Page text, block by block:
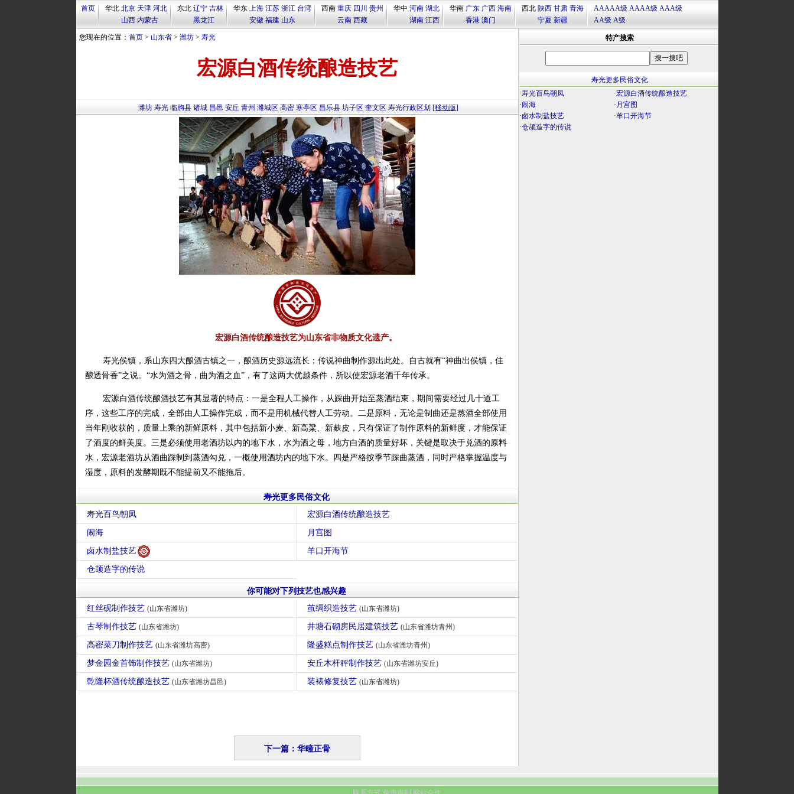
首页 华北 北京 天津 河北
山西 内蒙古
东北 辽宁 吉林
黑龙江
华东 上海 江苏 浙江 台湾
安徽 福建 山东
西南 重庆 四川 贵州
云南 西藏
华中 河南 湖北
湖南 江西
华南 广东 广西 海南
香港 澳门
西北 陕西 甘肃 青海
宁夏 新疆
AAAAA级 AAAA级 AAA级
AA级 A级
您现在的位置： 首页> 山东省> 潍坊> 寿光
宏源白酒传统酿造技艺
潍坊 寿光 临朐县 诸城 昌邑 安丘 青州 潍城区 高密 寒亭区 昌乐县 坊子区 奎文区 寿光行政区划 [移动版]
宏源白酒传统酿造技艺为山东省非物质文化遗产。
寿光侯镇，系山东四大酿酒古镇之一，酿酒历史源远流长；传说神曲制作源出此处。自古就有“神曲出侯镇，佳
酿透骨香”之说。“水为酒之骨，曲为酒之血”，有了这两大优越条件，所以使宏源老酒千年传承。
宏源白酒传统酿酒技艺有其显著的特点：一是全程人工操作，从踩曲开始至蒸酒结束，期间需要经过几十道工
序，这些工序的完成，全部由人工操作完成，而不是用机械代替人工劳动。二是原料，无论是制曲还是蒸酒全部使用
当年刚收获的，质量上乘的新鲜原料，其中包括新小麦、新高粱、新麸皮，只有保证了制作原料的新鲜度，才能保证
了酒度的鲜美度。三是必须使用老酒坊以内的地下水，水为酒之母，地方白酒的质量好坏，关键是取决于兑酒的原料
水，宏源老酒坊从酒曲踩制到蒸酒勾兑，一概使用酒坊内的地下水。四是严格按季节踩曲蒸酒，同时严格掌握温度与
湿度，原料的发酵期既不能提前又不能拖后。
寿光更多民俗文化
寿光百鸟朝凤
宏源白酒传统酿造技艺
闹海 月宫图
卤水制盐技艺 羊口开海节
仓颉造字的传说
你可能对下列技艺也感兴趣
红丝砚制作技艺 (山东省潍坊) 茧绸织造技艺 (山东省潍坊)
古琴制作技艺 (山东省潍坊) 井塘石砌房民居建筑技艺 (山东省潍坊青州)
高密菜刀制作技艺 (山东省潍坊高密) 隆盛糕点制作技艺 (山东省潍坊青州)
梦金园金首饰制作技艺 (山东省潍坊) 安丘木杆秤制作技艺 (山东省潍坊安丘)
乾隆杯酒传统酿造技艺 (山东省潍坊昌邑) 装裱修复技艺 (山东省潍坊)
下一篇：华疃正骨
特产搜索
寿光更多民俗文化
·寿光百鸟朝凤 ·宏源白酒传统酿造技艺
·闹海 · 月宫图
·卤水制盐技艺 ·羊口开海节
·仓颉造字的传说